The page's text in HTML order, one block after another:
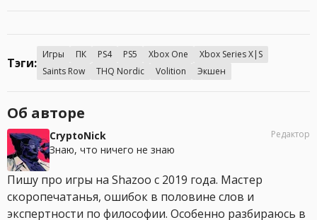
Тэги:
Игры ПК PS4 PS5 Xbox One
Xbox Series X|S
Saints Row
THQ Nordic Volition Экшен
Об авторе
CryptoNick
Знаю, что ничего не знаю
Редактор
Пишу про игры на Shazoo с 2019 года. Мастер
скоропечатанья, ошибок в половине слов и
экспертности по философии. Особенно разбираюсь в